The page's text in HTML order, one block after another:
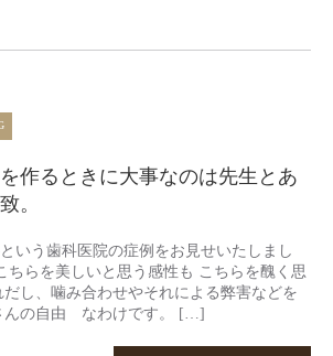
作るときに大事なのは先生とあ
。
いう歯科医院の症例をお見せいたしまし
ちらを美しいと思う感性も こちらを醜く思
し、噛み合わせやそれによる弊害などを
んの自由 なわけです。 […]